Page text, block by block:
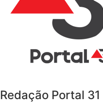
Redação Portal 31